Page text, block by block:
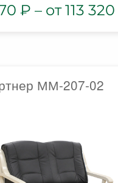
₽ – 113 320
ММ-207-02